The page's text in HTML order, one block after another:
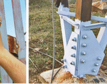
pilový
6680000